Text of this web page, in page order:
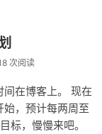
次阅读
在博客上。 现在
，预计每两周至
标，慢慢来吧。